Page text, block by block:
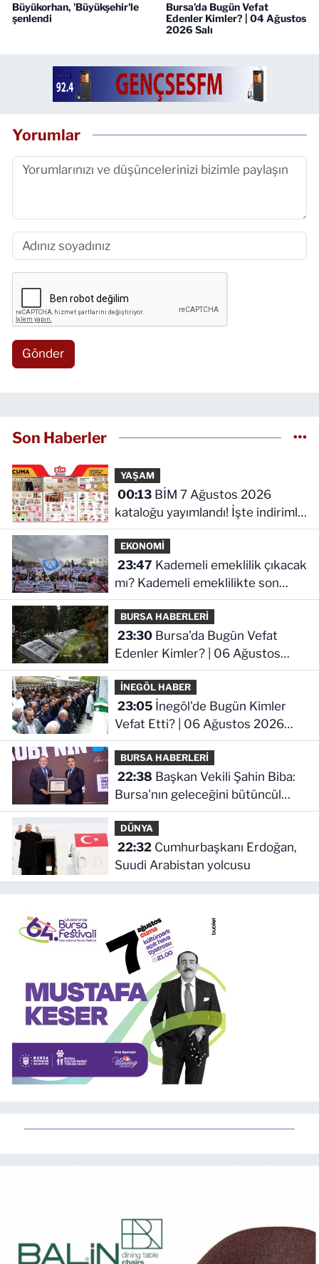
Büyükorhan, 'Büyükşehir'le
şenlendi
Bursa’da Bugün Vefat
Edenler Kimler? | 04 Ağustos
2026 Salı
Yorumlar
Gönder
Son Haberler
YAŞAM
00:13BİM 7 Ağustos 2026
kataloğu yayımlandı! İşte indirimli
ürünler ve fiyatları
EKONOMİ
23:47
mı? Kademeli emeklilikte son
durum ne!
BURSA HABERLERİ
23:30Bursa’da Bugün Vefat
Edenler Kimler? | 06 Ağustos
2026 Perşembe
İNEGÖL HABER
23:05İnegöl'de Bugün Kimler
Vefat Etti? | 06 Ağustos 2026
Perşembe
BURSA HABERLERİ
22:38
Bursa'nın geleceğini bütüncül
anlayışla planlıyoruz
DÜNYA
22:32Cumhurbaşkanı Erdoğan,
Suudi Arabistan yolcusu